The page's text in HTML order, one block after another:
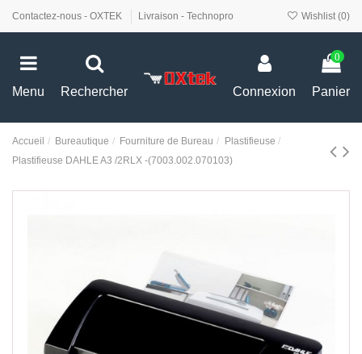
Contactez-nous - OXTEK Livraison - Technopro Wishlist (0)
Menu Rechercher Connexion
0
Panier
Accueil Bureautique Fourniture de Bureau
Plastifieuse
Plastifieuse DAHLE A3 /2RLX -(7003.002.070103)